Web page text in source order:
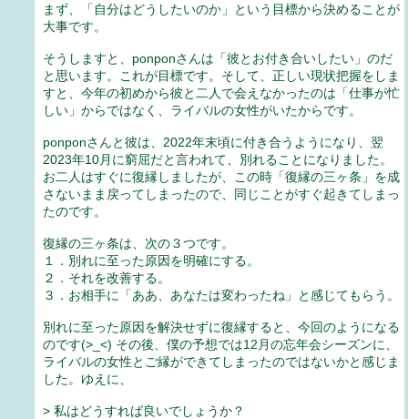
まず、「自分はどうしたいのか」という目標から決めることが
大事です。
そうしますと、ponponさんは「彼とお付き合いしたい」のだ
と思います。これが目標です。そして、正しい現状把握をしま
すと、今年の初めから彼と二人で会えなかったのは「仕事が忙
しい」からではなく、ライバルの女性がいたからです。
ponponさんと彼は、2022年末頃に付き合うようになり、翌
2023年10月に窮屈だと言われて、別れることになりました。
お二人はすぐに復縁しましたが、この時「復縁の三ヶ条」を成
さないまま戻ってしまったので、同じことがすぐ起きてしまっ
たのです。
復縁の三ヶ条は、次の３つです。
１．別れに至った原因を明確にする。
２．それを改善する。
３．お相手に「ああ、あなたは変わったね」と感じてもらう。
別れに至った原因を解決せずに復縁すると、今回のようになる
のです(>_<) その後、僕の予想では12月の忘年会シーズンに、
ライバルの女性とご縁ができてしまったのではないかと感じま
した。ゆえに、
> 私はどうすれば良いでしょうか？